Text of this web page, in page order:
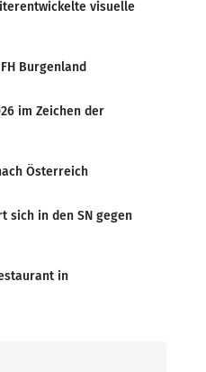
visuelle
Burgenland
im Zeichen der
Österreich
sich in den SN gegen
in